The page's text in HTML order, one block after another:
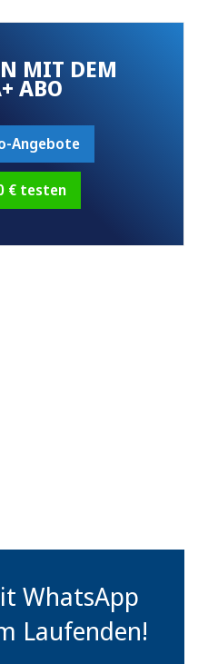
MIT DEM
ABO
Angebote
€ testen
WhatsApp
Laufenden!